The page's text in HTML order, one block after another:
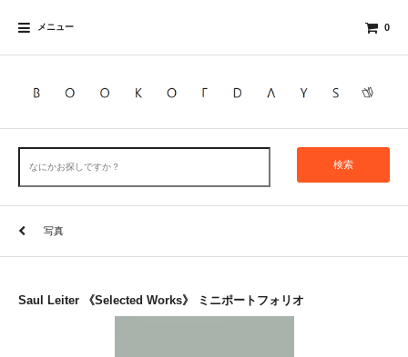
メニュー 0
検索
写真
Saul Leiter 《Selected Works》 ミニポートフォリオ